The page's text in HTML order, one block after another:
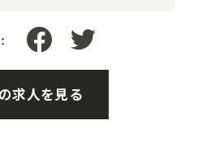
求人を見る